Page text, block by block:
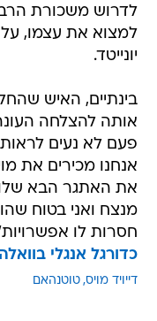
לדרוש משכורת
למצוא את עצמו, על
יונייטד.
בינתיים, האיש
אותה להצלחה
פעם לא נעים
אנחנו מכירים את
את האתגר הבא
מנצח ואני בטוח
חסרות לו
כדורגל אנגלי
דייויד מויס טוטנהאם